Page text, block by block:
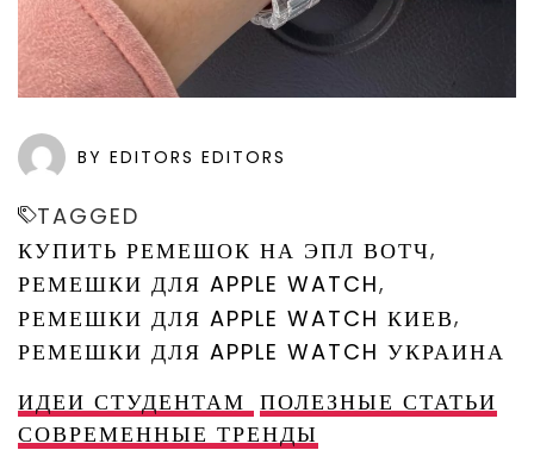
BY EDITORS EDITORS
TAGGED
КУПИТЬ РЕМЕШОК НА ЭПЛ ВОТЧ,
РЕМЕШКИ ДЛЯ APPLE WATCH,
РЕМЕШКИ ДЛЯ APPLE WATCH КИЕВ,
РЕМЕШКИ ДЛЯ APPLE WATCH УКРАИНА
ИДЕИ СТУДЕНТАМ ПОЛЕЗНЫЕ СТАТЬИ
СОВРЕМЕННЫЕ ТРЕНДЫ